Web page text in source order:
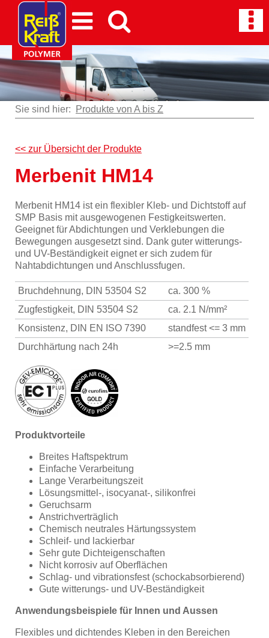
Sie sind hier: Produkte von A bis Z
<< zur Übersicht der Produkte
Merbenit HM14
Merbenit HM14 ist ein flexibler Kleb- und Dichtstoff auf
SMP Basis mit ausgewogenen Festigkeitswerten.
Geeignet für Abdichtungen und Verklebungen die
Bewegungen ausgesetzt sind. Dank guter witterungs-
und UV-Beständigkeit eignet er sich zudem für
Nahtabdichtungen und Anschlussfugen.
Bruchdehnung, DIN 53504 S2
ca. 300 %
Zugfestigkeit, DIN 53504 S2
ca. 2.1 N/mm²
Konsistenz, DIN EN ISO 7390
standfest <= 3 mm
Durchhärtung nach 24h
>=2.5 mm
Produktvorteile
Breites Haftspektrum
Einfache Verarbeitung
Lange Verarbeitungszeit
Lösungsmittel-, isocyanat-, silikonfrei
Geruchsarm
Anstrichverträglich
Chemisch neutrales Härtungssystem
Schleif- und lackierbar
Sehr gute Dichteigenschaften
Nicht korrosiv auf Oberflächen
Schlag- und vibrationsfest (schockabsorbierend)
Gute witterungs- und UV-Beständigkeit
Anwendungsbeispiele für Innen und Aussen
Flexibles und dichtendes Kleben in den Bereichen